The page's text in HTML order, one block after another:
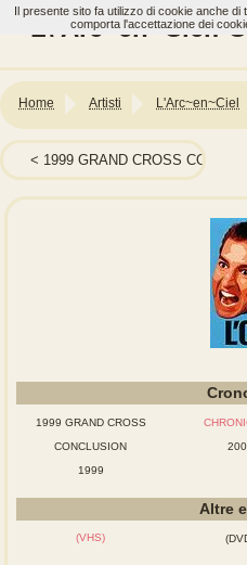
L\'Arc~en~Ciel:
Home Artisti L'Arc~en~Ciel
1999 GRAND CROSS
1999 GRAND CROSS
CONCLUSION
1999
Altre
(VHS)
Il presente sito fa utilizzo di cookie anche
comporta l'accettazione dei